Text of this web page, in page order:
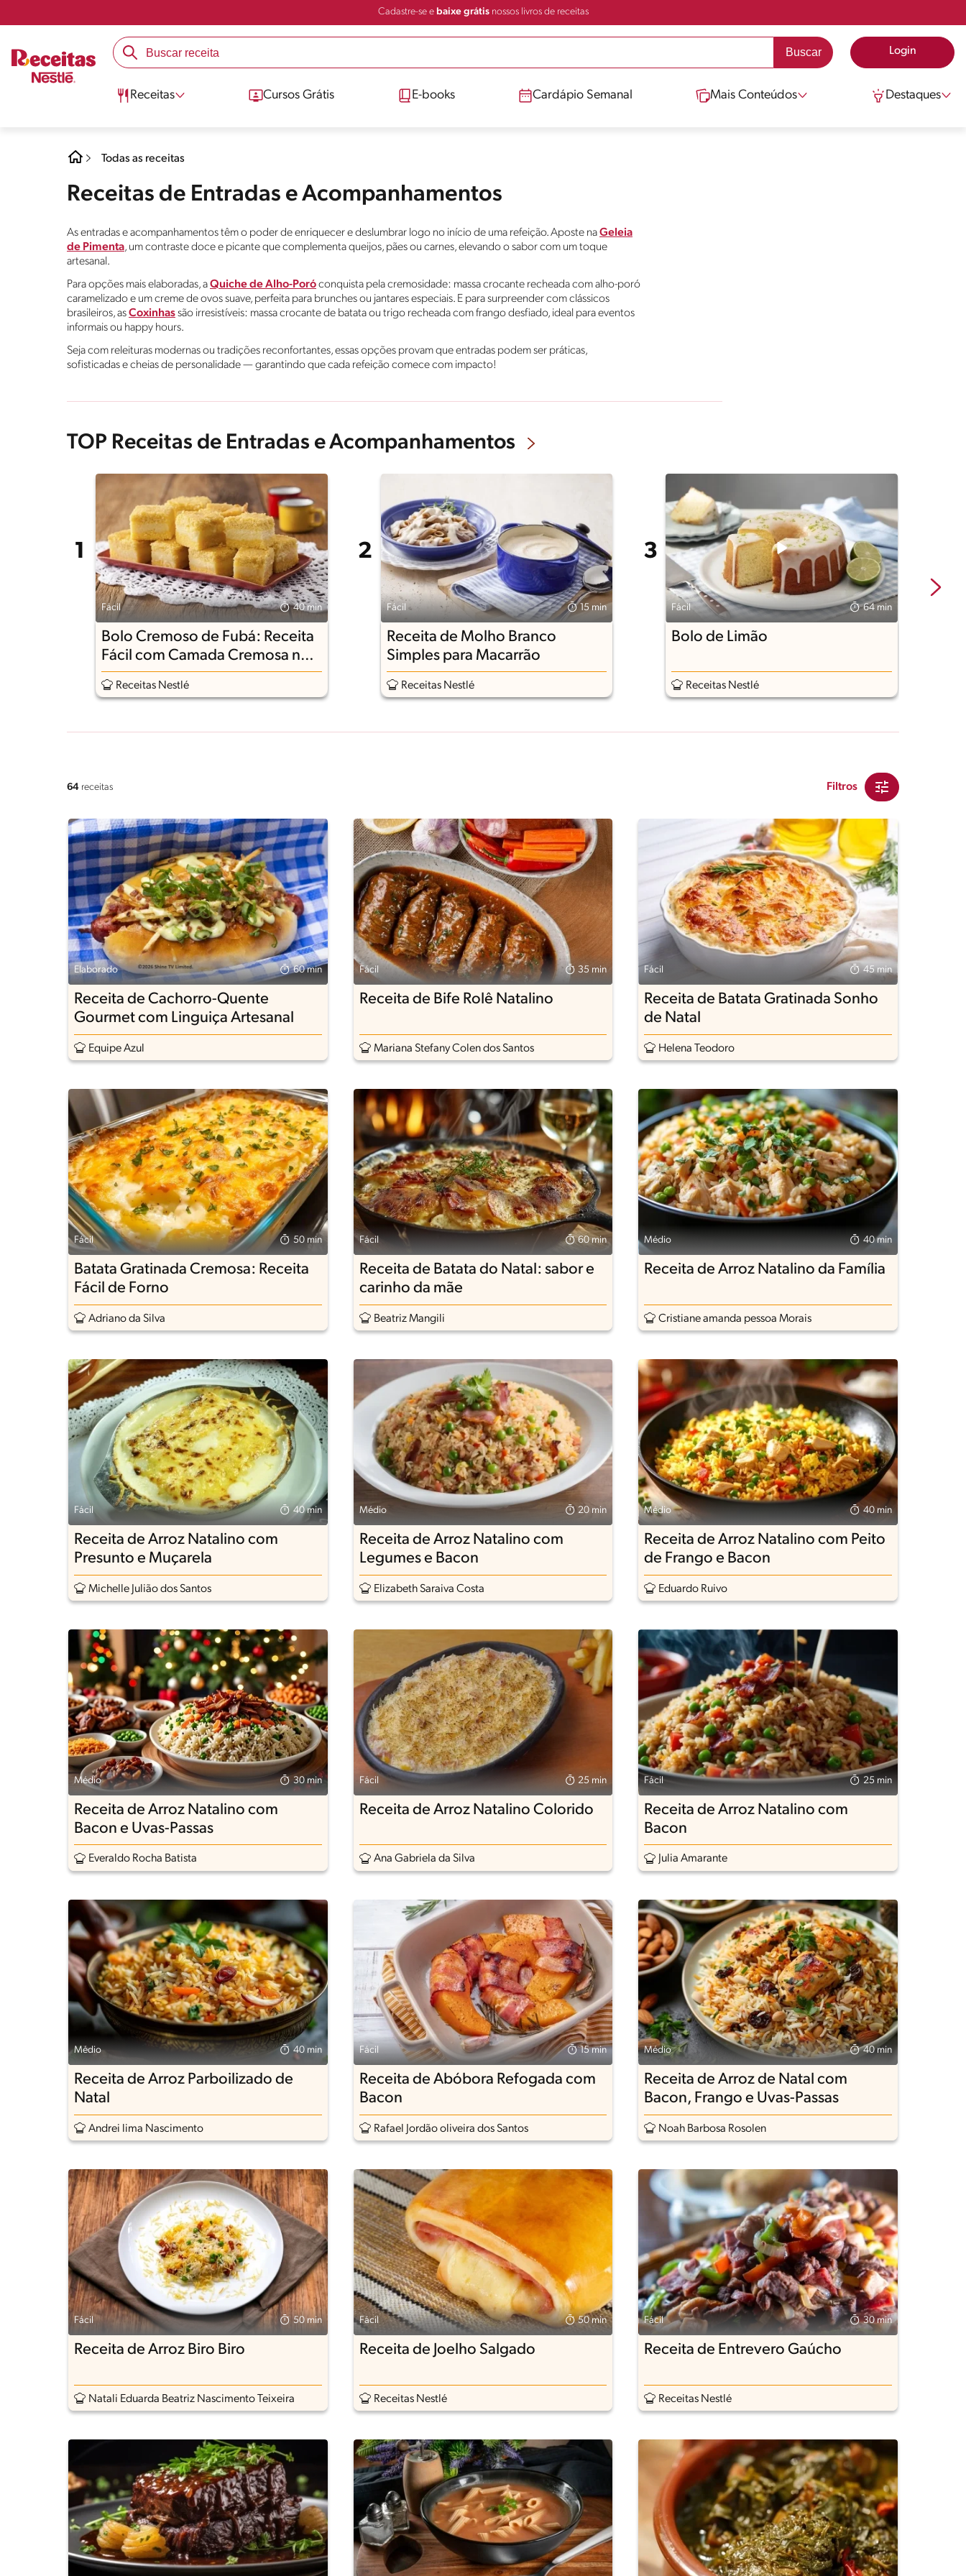
Cadastre-se e baixe grátisnossos livros de receitas
Login
Receitas Cursos Grátis E-books Cardápio Semanal Mais Conteúdos Destaques
Todas as receitas
Receitas de Entradas e Acompanhamentos
As entradas e acompanhamentos têm o poder de enriquecer e deslumbrar logo no início de uma refeição. Aposte naGeleia
de Pimenta, um contraste doce e picante que complementa queijos, pães ou carnes, elevando o sabor com um toque
artesanal.
Para opções mais elaboradas, aQuiche de Alho-Poróconquista pela cremosidade: massa crocante recheada com alho-poró
caramelizado e um creme de ovos suave, perfeita para brunches ou jantares especiais. E para surpreender com clássicos
brasileiros, asCoxinhassão irresistíveis: massa crocante de batata ou trigo recheada com frango desfiado, ideal para eventos
informais ou happy hours.
Seja com releituras modernas ou tradições reconfortantes, essas opções provam que entradas podem ser práticas,
sofisticadas e cheias de personalidade — garantindo que cada refeição comece com impacto!
TOP Receitas de Entradas e Acompanhamentos
Fácil 40 min
Bolo Cremoso de Fubá: Receita
Fácil com Camada Cremosa no
Meio
Receitas Nestlé
Fácil 15 min
Receita de Molho Branco
Simples para Macarrão
Receitas Nestlé
Fácil 64 min
Bolo de Limão
Receitas Nestlé
64 receitas Filtros
Elaborado 60 min
Receita de Cachorro-Quente
Gourmet com Linguiça Artesanal
Equipe Azul
Fácil 35 min
Receita de Bife Rolê Natalino
Mariana Stefany Colen dos Santos
Fácil 45 min
Receita de Batata Gratinada Sonho
de Natal
Helena Teodoro
Fácil 50 min
Batata Gratinada Cremosa: Receita
Fácil de Forno
Adriano da Silva
Fácil 60 min
Receita de Batata do Natal: sabor e
carinho da mãe
Beatriz Mangili
Médio 40 min
Receita de Arroz Natalino da Família
Cristiane amanda pessoa Morais
Fácil 40 min
Receita de Arroz Natalino com
Presunto e Muçarela
Michelle Julião dos Santos
Médio 20 min
Receita de Arroz Natalino com
Legumes e Bacon
Elizabeth Saraiva Costa
Médio 40 min
Receita de Arroz Natalino com Peito
de Frango e Bacon
Eduardo Ruivo
Médio 30 min
Receita de Arroz Natalino com
Bacon e Uvas-Passas
Everaldo Rocha Batista
Fácil 25 min
Receita de Arroz Natalino Colorido
Ana Gabriela da Silva
Fácil 25 min
Receita de Arroz Natalino com
Bacon
Julia Amarante
Médio 40 min
Receita de Arroz Parboilizado de
Natal
Andrei lima Nascimento
Fácil 15 min
Receita de Abóbora Refogada com
Bacon
Rafael Jordão oliveira dos Santos
Médio 40 min
Receita de Arroz de Natal com
Bacon, Frango e Uvas-Passas
Noah Barbosa Rosolen
Fácil 50 min
Receita de Arroz Biro Biro
Natali Eduarda Beatriz Nascimento Teixeira
Fácil 50 min
Receita de Joelho Salgado
Receitas Nestlé
Fácil 30 min
Receita de Entrevero Gaúcho
Receitas Nestlé